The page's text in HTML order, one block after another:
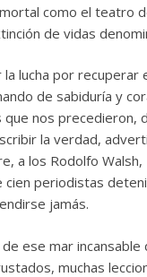
como el teatro
de vidas
la lucha por
de sabiduría y
nos precedieron,
la verdad,
a los Rodolfo
periodistas
jamás.
ese mar
muchas